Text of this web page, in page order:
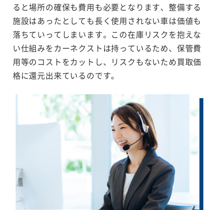
ると場所の確保も費用も必要となります、整備する
施設はあったとしても長く使用されない車は価値も
落ちていってしまいます。この在庫リスクを抱えな
い仕組みをカーネクストは持っているため、保管費
用等のコストをカットし、リスクもないため買取価
格に還元出来ているのです。